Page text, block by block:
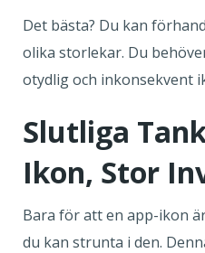
Det bästa? Du kan
olika storlekar. Du
otydlig och inkonsekvent
Slutliga
Ikon, Stor
Bara för att en app-ikon
du kan strunta i den.